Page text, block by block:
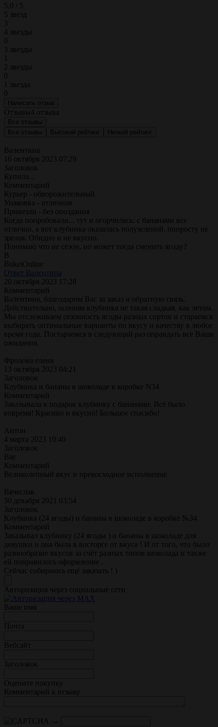
5,0 / 5
5 звезд
3
4 звезды
0
3 звезды
1
2 звезды
0
1 звезда
0
Написать отзыв
Отзывы4 отзыва
Все отзывы
Все отзывы
Высокий рейтинг Низкий рейтинг
Валентина
16 октября 2023 07:29
Заголовок
Купила...
Комментарий
Курьер - обворожительный
Упаковка - отличная
Привезли - без опоздания
Когда попробовали... тут и огорчилась: с бананами все
отлично, а вот клубника оказалась полузеленой, попросту не
зрелая. Обидно и не вкусно.
Понимаю что не сезон, но может тогда сменить ягоду?
B
BuketOnline
Ответ Валентина
20 октября 2023 17:28
Комментарий
Валентина, благодарим Вас за заказ и обратную связь.
Действительно, осенняя клубника не такая сладкая, как летом.
Мы отслеживаем сезонность ягоды разных сортов и стараемся
выбирать оптимальные варианты по вкусу и качеству в любое
время года. Постараемся в следующий раз оправдать все Ваши
ожидания.
Фролова елена
13 октября 2023 04:21
Заголовок
Клубника и бананы в шоколаде в коробке N34
Комментарий
Заказывала в подарок клубнику с бананами. Всё было
вовремя! Красиво и вкусно! Большое спасибо!
Антон
4 марта 2023 10:40
Заголовок
Вау
Комментарий
Великолепный вкус и превосходное исполнение
Вячеслав
30 декабря 2021 03:54
Заголовок
Клубника (24 ягоды) и бананы в шоколаде в коробке №34
Комментарий
Заказывал клубнику (24 ягоды ) и бананы в шоколаде для
девушки и она была в восторге от вкуса ! И от того, что было
разнообразие вкусов за счёт разных типов шоколада и также
ей понравилось оформление .
Сейчас собираюсь ещё заказать ! )
Авторизация через социальные сети
Ваше имя
Почта
Вебсайт
Заголовок
Оцените покупку
Комментарий к отзыву
→